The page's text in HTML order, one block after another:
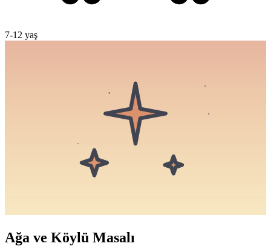
7-12 yaş
Ağa ve Köylü Masalı